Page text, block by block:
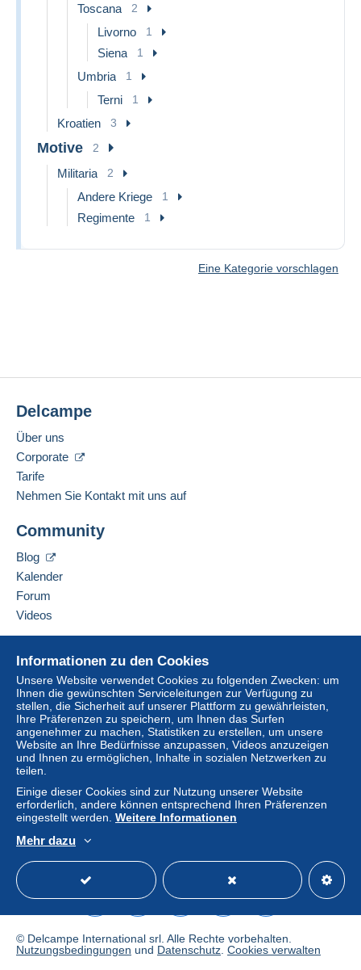
Toscana 2
Livorno 1
Siena 1
Umbria 1
Terni 1
Kroatien 3
Motive 2
Militaria 2
Andere Kriege 1
Regimente 1
Eine Kategorie vorschlagen
Informationen zu den Cookies
Unsere Website verwendet Cookies zu folgenden Zwecken: um
Ihnen die gewünschten Serviceleitungen zur Verfügung zu
stellen, die Sicherheit auf unserer Plattform zu gewährleisten,
Ihre Präferenzen zu speichern, um Ihnen das Surfen
angenehmer zu machen, Statistiken zu erstellen, um unsere
Website an Ihre Bedürfnisse anzupassen, Videos anzuzeigen
und Ihnen zu ermöglichen, Inhalte in sozialen Netzwerken zu
teilen.
Einige dieser Cookies sind zur Nutzung unserer Website
erforderlich, andere können entsprechend Ihren Präferenzen
eingestellt werden. Weitere Informationen
Mehr dazu
Delcampe
Über uns
Corporate
Tarife
Nehmen Sie Kontakt mit uns auf
Community
Blog
Kalender
Forum
Videos
Online-Hilfe
Auf Delcampe kaufen
Auf Delcampe verkaufen
Eine sichere Website
© Delcampe International srl. Alle Rechte vorbehalten.
Nutzungsbedingungen und Datenschutz Cookies verwalten